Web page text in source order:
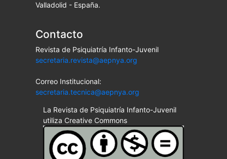
Valladolid - España.
Contacto
Revista de Psiquiatría Infanto-Juvenil
secretaria.revista@aepnya.org
Correo Institucional:
secretaria.tecnica@aepnya.org
La Revista de Psiquiatría Infanto-Juvenil
utiliza Creative Commons